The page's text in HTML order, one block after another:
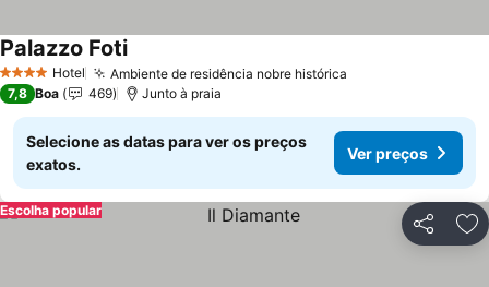
4 EstrelasHotel Ambiente de residência nobre histórica
Palazzo Foti
7,8 Boa 469 Junto à praia
Selecione as datas para ver os preços
exatos.
Ver preços
Partilhar
Escolha popular